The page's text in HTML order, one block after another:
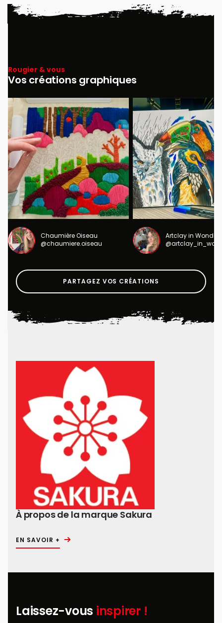
Rougier & vous
Vos créations graphiques
Chaumière Oiseau
@chaumiere.oiseau
Artclay in
PARTAGEZ VOS CRÉATIONS
À propos de la marque Sakura
EN SAVOIR +
Laissez-vous inspirer !